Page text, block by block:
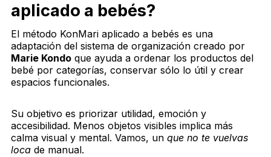
aplicado a bebés?
El método KonMari aplicado a bebés es una
adaptación del sistema de organización creado por
Marie Kondo que ayuda a ordenar los productos del
bebé por categorías, conservar sólo lo útil y crear
espacios funcionales.
Su objetivo es priorizar utilidad, emoción y
accesibilidad. Menos objetos visibles implica más
calma visual y mental. Vamos, un que no te vuelvas
loca de manual.